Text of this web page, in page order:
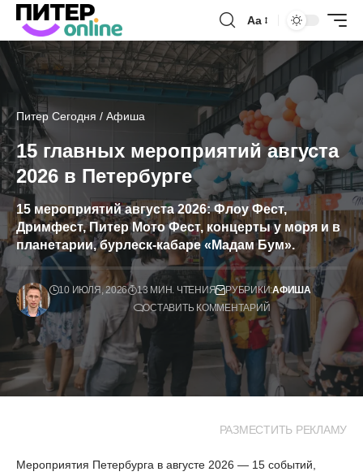
Аа
Питер Сегодня / Афиша
15 главных мероприятий августа
2026 в Петербурге
15 мероприятий августа 2026: Флоу Фест,
Дримфест, Питер Мото Фест, концерты у моря и в
планетарии, бурлеск-кабаре «Мадам Бум».
10 ИЮЛЯ, 2026 13 МИН. ЧТЕНИЯ РУБРИКИ:АФИША
ОСТАВИТЬ КОММЕНТАРИЙ
РАЗМЕСТИТЬ РЕКЛАМУ
Мероприятия Петербурга в августе 2026 — 15 событий,